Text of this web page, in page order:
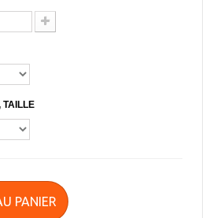
TAILLE
PANIER